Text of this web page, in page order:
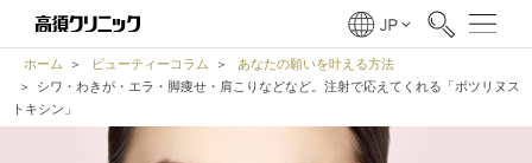
ホーム ビューティーコラム
あなたの願いを叶える方法
シワ・わきが・エラ・脚痩せ・肩こりなどなど。注射で応えてくれる「ボツリヌス
トキシン」